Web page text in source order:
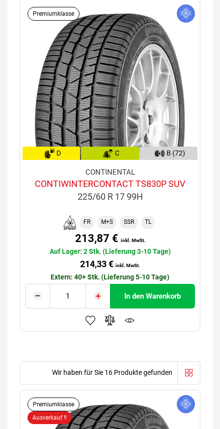
Premiumklasse
D C B (72)
CONTINENTAL
CONTIWINTERCONTACT TS830P SUV
225/60 R 17 99H
FR M+S SSR TL
213,87 € inkl. MwSt.
Auf Lager: 2 Stk. (Lieferung 3-10 Tage)
214,33 € inkl. MwSt.
Extern: 40+ Stk. (Lieferung 5-10 Tage)
In den Warenkorb
Wir haben für Sie 16 Produkte gefunden
Premiumklasse
Ausverkauf !!